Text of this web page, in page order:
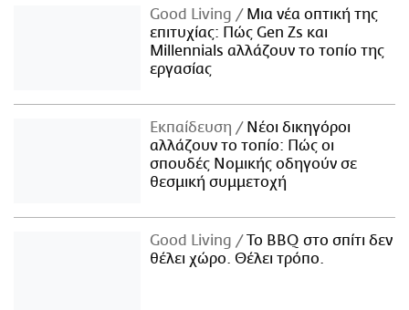
Good Living
Μια νέα οπτική της
επιτυχίας: Πώς Gen Zs και
Millennials αλλάζουν το τοπίο της
εργασίας
Εκπαίδευση
Νέοι δικηγόροι
αλλάζουν το τοπίο: Πώς οι
σπουδές Νομικής οδηγούν σε
θεσμική συμμετοχή
Good Living
Το BBQ στο σπίτι δεν
θέλει χώρο. Θέλει τρόπο.